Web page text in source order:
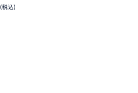
(税込)